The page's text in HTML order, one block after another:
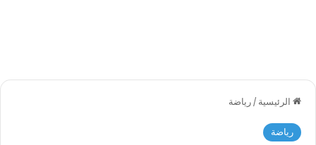
الرئيسية / رياضة
رياضة